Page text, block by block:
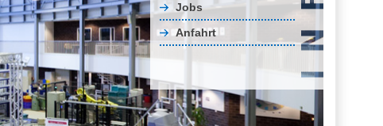
Jobs
Anfahrt